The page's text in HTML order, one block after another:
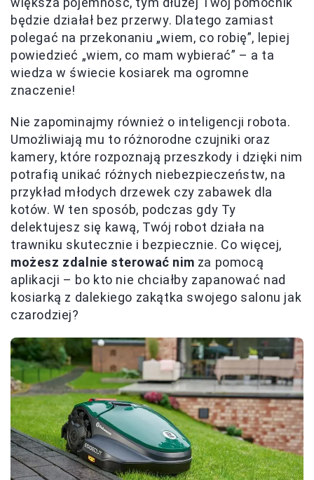
będzie działał bez przerwy. Dlatego zamiast
polegać na przekonaniu „wiem, co robię”, lepiej
powiedzieć „wiem, co mam wybierać” – a ta
wiedza w świecie kosiarek ma ogromne
znaczenie!
Nie zapominajmy również o inteligencji robota.
Umożliwiają mu to różnorodne czujniki oraz
kamery, które rozpoznają przeszkody i dzięki nim
potrafią unikać różnych niebezpieczeństw, na
przykład młodych drzewek czy zabawek dla
kotów. W ten sposób, podczas gdy Ty
delektujesz się kawą, Twój robot działa na
trawniku skutecznie i bezpiecznie. Co więcej,
możesz zdalnie sterować nim za pomocą
aplikacji – bo kto nie chciałby zapanować nad
kosiarką z dalekiego zakątka swojego salonu jak
czarodziej?